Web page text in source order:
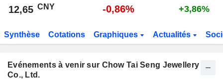
12,65 CNY -0,86% +3,86%
Synthèse Cotations Graphiques Actualités
Evénements à venir sur Chow Tai Seng Jewellery
Co., Ltd.